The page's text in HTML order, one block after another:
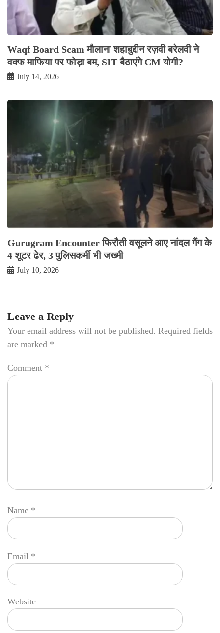
Waqf Board Scam मौलाना शहाबुद्दीन रज़वी बरेलवी ने
वक्फ माफिया पर फोड़ा बम, SIT बैठाएंगे CM योगी?
July 14, 2026
Gurugram Encounter फिरौती वसूलने आए नांदल गैंग के
4 शूटर ढेर, 3 पुलिसकर्मी भी जख्मी
July 10, 2026
Leave a Reply
Your email address will not be published. Required fields
are marked *
Comment *
Name *
Email *
Website